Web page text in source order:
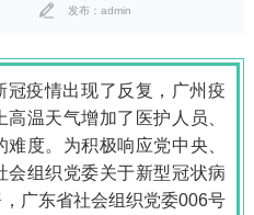
发布：admin
冠疫情出现了反复，广州疫
温天气增加了医护人员、
度。为积极响应党中央、
会组织党委关于新型冠状病
广东省社会组织党委006号